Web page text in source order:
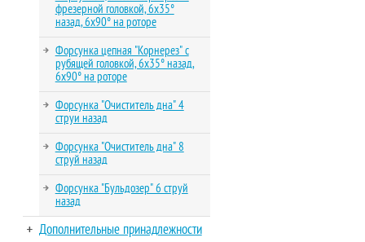
фрезерной головкой, 6х35°
назад, 6х90° на роторе
Форсунка цепная "Корнерез" c
рубящей головкой, 6х35° назад,
6х90° на роторе
Форсунка "Очиститель дна" 4
струи назад
Форсунка "Очиститель дна" 8
струй назад
Форсунка "Бульдозер" 6 струй
назад
Дополнительные принадлежности